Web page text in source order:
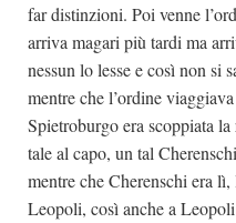
far distinzioni. Poi venne
arriva magari più tardi ma
nessun lo lesse e così non si
mentre che l’ordine
Spietroburgo era scoppiata
tale al capo, un tal
mentre che Cherenschi era
Leopoli, così anche a